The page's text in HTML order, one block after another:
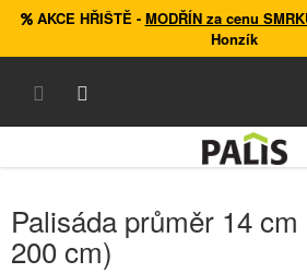
Přejít
obsah
AKCE HŘIŠTĚ- MODŘÍN za cenu
Honzík
Palisáda průměr 14
200 cm)